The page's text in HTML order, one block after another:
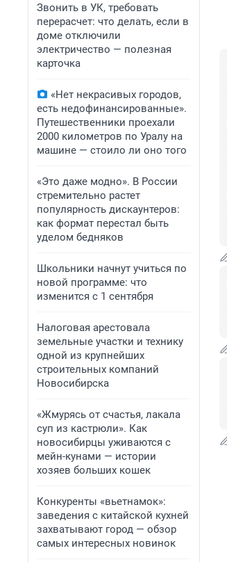
Звонить в УК, требовать
перерасчет: что делать, если в
доме отключили
электричество — полезная
карточка
«Нет некрасивых городов,
есть недофинансированные».
Путешественники проехали
2000 километров по Уралу на
машине — стоило ли оно того
«Это даже модно». В России
стремительно растет
популярность дискаунтеров:
как формат перестал быть
уделом бедняков
Школьники начнут учиться по
новой программе: что
изменится с 1 сентября
Налоговая арестовала
земельные участки и технику
одной из крупнейших
строительных компаний
Новосибирска
«Жмурясь от счастья, лакала
суп из кастрюли». Как
новосибирцы уживаются с
мейн-кунами — истории
хозяев больших кошек
Конкуренты «вьетнамок»:
заведения с китайской кухней
захватывают город — обзор
самых интересных новинок